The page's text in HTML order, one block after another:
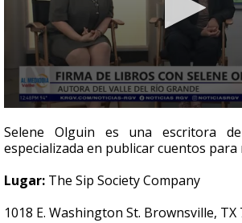
seconds
of
6
58
seconds
Selene Olguin es una escritora
especializada en publicar cuentos para
Lugar: The Sip Society Company
1018 E. Washington St. Brownsville, TX